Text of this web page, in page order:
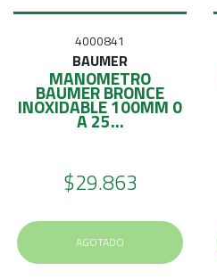
4000841
BAUMER
MANOMETRO
BAUMER BRONCE
INOXIDABLE 100MM 0
A 25...
$29.863
AGOTADO